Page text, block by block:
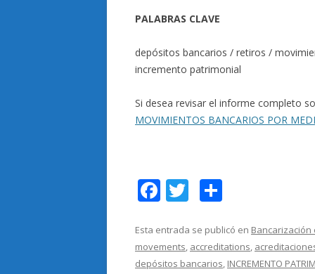
PALABRAS CLAVE
depósitos bancarios / retiros /
incremento patrimonial
Si desea revisar el informe completo
MOVIMIENTOS BANCARIOS POR
F
e
b
T
itt
er
m
p
Esta entrada se publicó en Bancarización
movements, accreditations,
depósitos bancarios, INCREMENTO